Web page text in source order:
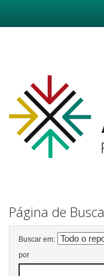
Página de Busca
Buscar em:
por